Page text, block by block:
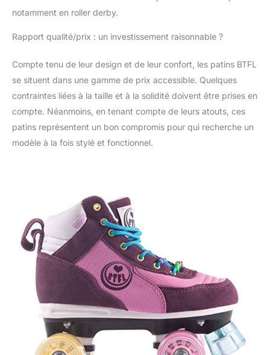
notamment en roller derby.
Rapport qualité/prix : un investissement raisonnable ?
Compte tenu de leur design et de leur confort, les patins BTFL
se situent dans une gamme de prix accessible. Quelques
contraintes liées à la taille et à la solidité doivent être prises en
compte. Néanmoins, en tenant compte de leurs atouts, ces
patins représentent un bon compromis pour qui recherche un
modèle à la fois stylé et fonctionnel.